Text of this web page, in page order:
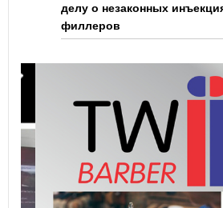
делу о незаконных
филлеров